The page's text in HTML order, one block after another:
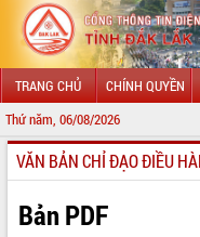
TRANG CHỦ CHÍNH QUYỀN
Thứ năm, 06/08/2026
GIỚI THIỆU
LÃNH ĐẠO UBND TỈNH
VĂN BẢN CHỈ ĐẠO ĐIỀU
Bản PDF